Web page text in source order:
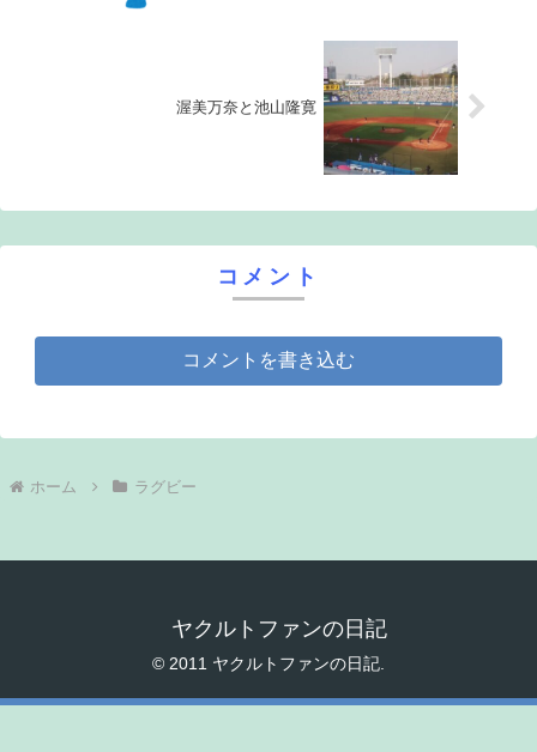
渥美万奈と池山隆寛
コメント
コメントを書き込む
ホーム ラグビー
ヤクルトファンの日記
© 2011 ヤクルトファンの日記.